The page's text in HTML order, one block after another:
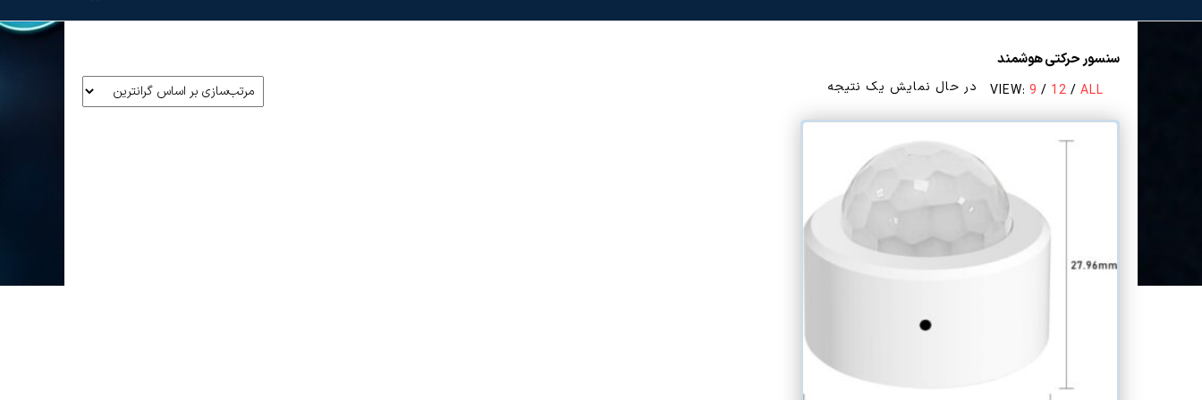
سنسور حرکتی هوشمند
VIEW: 9 / 12 / ALL در حال نمایش یک نتیجه